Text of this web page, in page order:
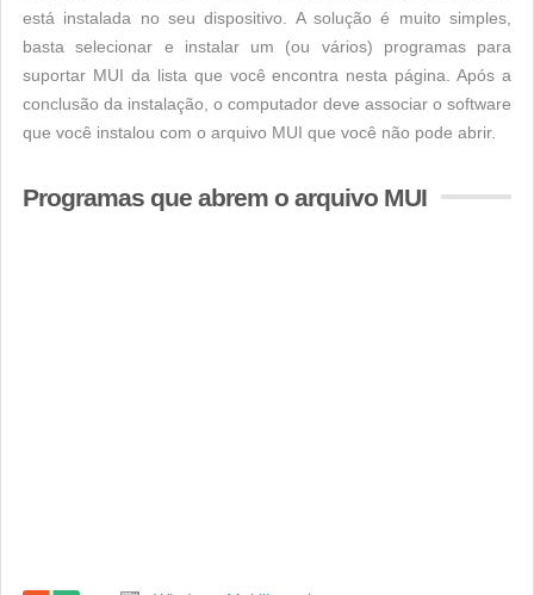
está instalada no seu dispositivo. A solução é muito simples,
basta selecionar e instalar um (ou vários) programas para
suportar MUI da lista que você encontra nesta página. Após a
conclusão da instalação, o computador deve associar o software
que você instalou com o arquivo MUI que você não pode abrir.
Programas que abrem o arquivo MUI